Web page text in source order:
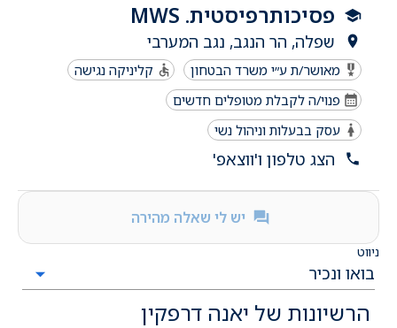
פסיכותרפיסטית. MWS
שפלה, הר הנגב, נגב המערבי
מאושר/ת ע״י משרד הבטחון
קליניקה נגישה
פנוי/ה לקבלת מטופלים חדשים
עסק בבעלות וניהול נשי
הצג טלפון ו'ווצאפ'
יש לי שאלה מהירה
ניווט
הרשיונות של יאנה דרפקין